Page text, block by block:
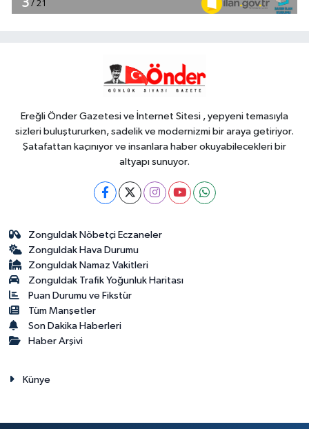
21:59
HAYATINI KAYBETTİ
Ereğli Önder Gazetesi ve İnternet Sitesi , yepyeni temasıyla
sizleri buluştururken, sadelik ve modernizmi bir araya getiriyor.
Şatafattan kaçınıyor ve insanlara haber okuyabilecekleri bir
altyapı sunuyor.
Zonguldak Nöbetçi Eczaneler
Zonguldak Hava Durumu
Zonguldak Namaz Vakitleri
Zonguldak Trafik Yoğunluk Haritası
Puan Durumu ve Fikstür
Tüm Manşetler
Son Dakika Haberleri
Haber Arşivi
Künye